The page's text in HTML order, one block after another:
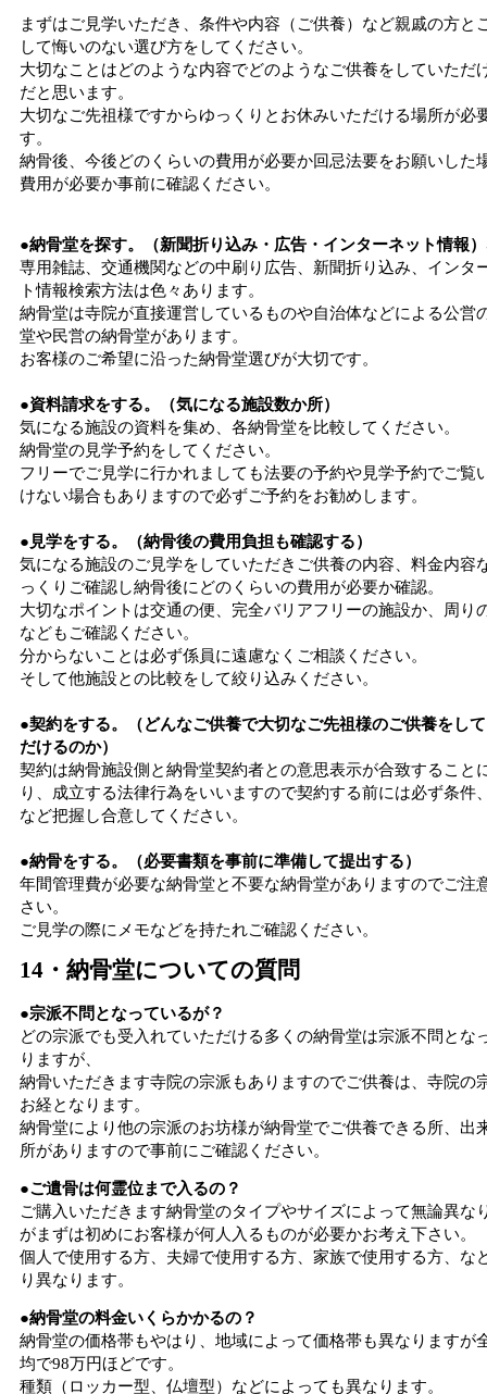
まずはご見学いただき、条件や内容（ご供養）など親戚の方と
して悔いのない選び方をしてください。
大切なことはどのような内容でどのようなご供養をしていただ
だと思います。
大切なご先祖様ですからゆっくりとお休みいただける場所が必
す。
納骨後、今後どのくらいの費用が必要か回忌法要をお願いした
費用が必要か事前に確認ください。
●納骨堂を探す。（新聞折り込み・広告・インターネット情報
専用雑誌、交通機関などの中刷り広告、新聞折り込み、インタ
ト情報検索方法は色々あります。
納骨堂は寺院が直接運営しているものや自治体などによる公営
堂や民営の納骨堂があります。
お客様のご希望に沿った納骨堂選びが大切です。
●資料請求をする。（気になる施設数か所）
気になる施設の資料を集め、各納骨堂を比較してください。
納骨堂の見学予約をしてください。
フリーでご見学に行かれましても法要の予約や見学予約でご覧
けない場合もありますので必ずご予約をお勧めします。
●見学をする。（納骨後の費用負担も確認する）
気になる施設のご見学をしていただきご供養の内容、料金内容
っくりご確認し納骨後にどのくらいの費用が必要か確認。
大切なポイントは交通の便、完全バリアフリーの施設か、周り
などもご確認ください。
分からないことは必ず係員に遠慮なくご相談ください。
そして他施設との比較をして絞り込みください。
●契約をする。（どんなご供養で大切なご先祖様のご供養をし
だけるのか）
契約は納骨施設側と納骨堂契約者との意思表示が合致すること
り、成立する法律行為をいいますので契約する前には必ず条件
など把握し合意してください。
●納骨をする。（必要書類を事前に準備して提出する）
年間管理費が必要な納骨堂と不要な納骨堂がありますのでご注
さい。
ご見学の際にメモなどを持たれご確認ください。
14・納骨堂についての質問
●宗派不問となっているが？
どの宗派でも受入れていただける多くの納骨堂は宗派不問とな
りますが、
納骨いただきます寺院の宗派もありますのでご供養は、寺院の
お経となります。
納骨堂により他の宗派のお坊様が納骨堂でご供養できる所、出
所がありますので事前にご確認ください。
●ご遺骨は何霊位まで入るの？
ご購入いただきます納骨堂のタイプやサイズによって無論異な
がまずは初めにお客様が何人入るものが必要かお考え下さい。
個人で使用する方、夫婦で使用する方、家族で使用する方、な
り異なります。
●納骨堂の料金いくらかかるの？
納骨堂の価格帯もやはり、地域によって価格帯も異なりますが
均で98万円ほどです。
種類（ロッカー型、仏壇型）などによっても異なります。